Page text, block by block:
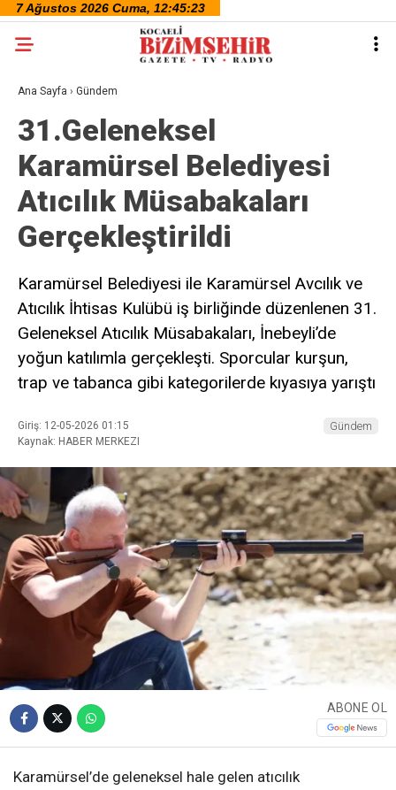
Ana Sayfa › Gündem
31.Geleneksel
Karamürsel Belediyesi
Atıcılık Müsabakaları
Gerçekleştirildi
Karamürsel Belediyesi ile Karamürsel Avcılık ve
Atıcılık İhtisas Kulübü iş birliğinde düzenlenen 31.
Geleneksel Atıcılık Müsabakaları, İnebeyli’de
yoğun katılımla gerçekleşti. Sporcular kurşun,
trap ve tabanca gibi kategorilerde kıyasıya yarıştı
Giriş: 12-05-2026 01:15
Kaynak: HABER MERKEZI
Gündem
ABONE OL
Karamürsel’de geleneksel hale gelen atıcılık